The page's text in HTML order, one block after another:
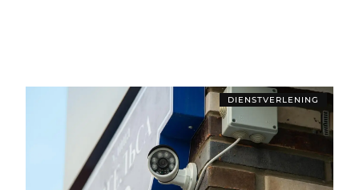
DIENSTVERLENING